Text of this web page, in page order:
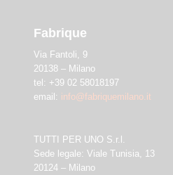
Fabrique
Via Fantoli, 9
20138 – Milano
tel: +39 02 58018197
email: info@fabriquemilano.it
TUTTI PER UNO S.r.l.
Sede legale: Viale Tunisia, 13
20124 – Milano